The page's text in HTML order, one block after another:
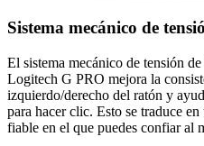
Sistema mecánico de
El sistema mecánico de tensión
Logitech G PRO mejora la
izquierdo/derecho del ratón y
para hacer clic. Esto se traduce
fiable en el que puedes confiar al